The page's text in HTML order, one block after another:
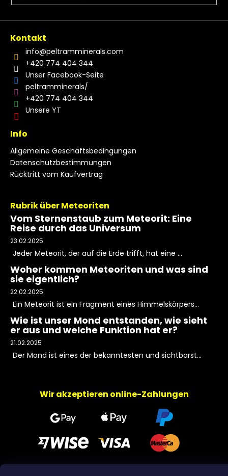
Kontakt
info@peltramminerals.com
+420 774 404 344
Unser Facebook-Seite
peltramminerals/
+420 774 404 344
Unsere YT
Info
Allgemeine Geschäftsbedingungen
Datenschutzbestimmungen
Rücktritt vom Kaufvertrag
Rubrik über Meteoriten
Vom Sternenstaub zum Meteorit: Eine
Reise durch das Universum
23.02.2025
Jeder Meteorit, der auf die Erde trifft, hat eine ...
Woher kommen Meteoriten und was sind
sie eigentlich?
22.02.2025
Ein Meteorit ist ein Fragment eines Himmelskörpers...
Wie ist unser Mond entstanden, wie sieht
er aus und welche Funktion hat er?
21.02.2025
Der Mond ist eines der bekanntesten und sichtbarst...
Wir akzeptieren online-Zahlungen